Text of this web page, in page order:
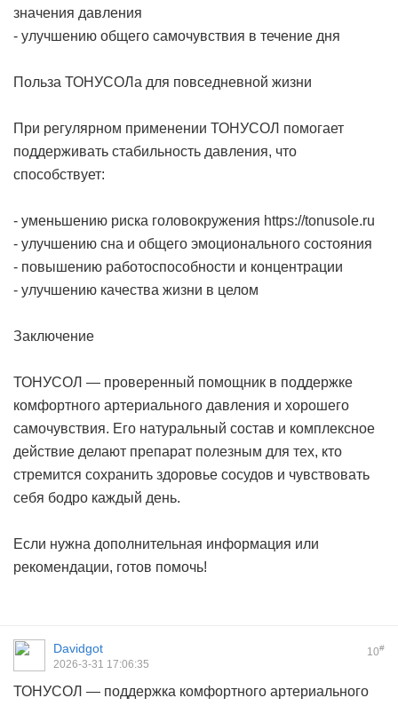
значения давления
- улучшению общего самочувствия в течение дня
Польза ТОНУСОЛа для повседневной жизни
При регулярном применении ТОНУСОЛ помогает
поддерживать стабильность давления, что
способствует:
- уменьшению риска головокружения https://tonusole.ru
- улучшению сна и общего эмоционального состояния
- повышению работоспособности и концентрации
- улучшению качества жизни в целом
Заключение
ТОНУСОЛ — проверенный помощник в поддержке
комфортного артериального давления и хорошего
самочувствия. Его натуральный состав и комплексное
действие делают препарат полезным для тех, кто
стремится сохранить здоровье сосудов и чувствовать
себя бодро каждый день.
Если нужна дополнительная информация или
рекомендации, готов помочь!
10#
Davidgot
2026-3-31 17:06:35
ТОНУСОЛ — поддержка комфортного артериального